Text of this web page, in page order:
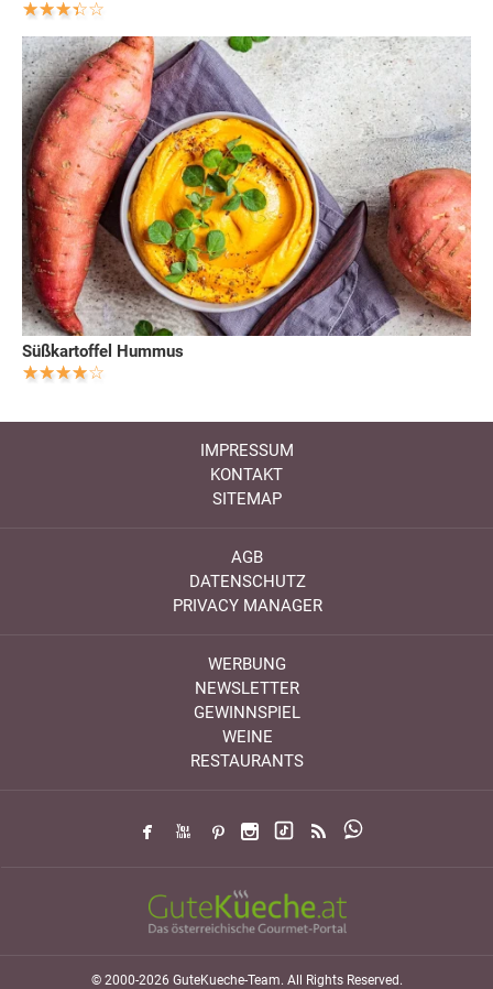
Süßkartoffel Hummus
IMPRESSUM
KONTAKT
SITEMAP
AGB
DATENSCHUTZ
PRIVACY MANAGER
WERBUNG
NEWSLETTER
GEWINNSPIEL
WEINE
RESTAURANTS
© 2000-2026 GuteKueche-Team. All Rights Reserved.